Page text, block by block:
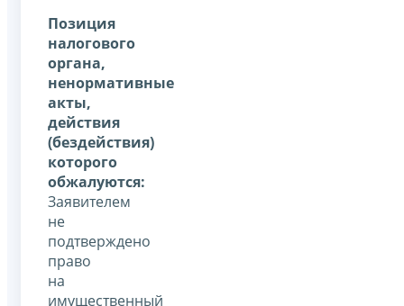
Позиция
налогового
органа,
ненормативные
акты,
действия
(бездействия)
которого
обжалуются:
Заявителем
не
подтверждено
право
на
имущественный